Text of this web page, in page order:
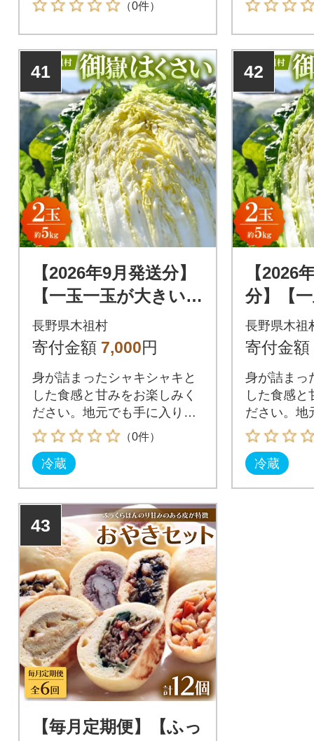
（0件）
41
【2026年9月発送分】
【一玉一玉が大きい!
シャキシャキ新鮮】
御嶽はくさい 2玉
長野県木祖村
寄付金額 7,000円
身が詰まったシャキシャキと
した食感と甘みをお楽しみく
ださい。地元でも手に入りに
くい幻の品です。
（0件）
冷蔵
42
【2026
分】【
い!シャ
鮮】御
長野県木祖
寄付金額
身が詰まっ
した食感と
ださい。地
くい幻の品
冷蔵
43
【毎月定期便】【ふっ